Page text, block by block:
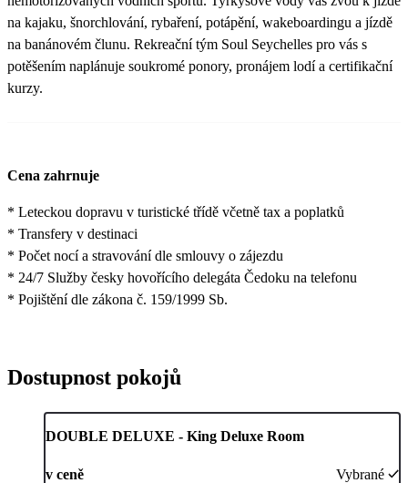
na kajaku, šnorchlování, rybaření, potápění, wakeboardingu a jízdě
na banánovém člunu. Rekreační tým Soul Seychelles pro vás s
potěšením naplánuje soukromé ponory, pronájem lodí a certifikační
kurzy.
Cena zahrnuje
* Leteckou dopravu v turistické třídě včetně tax a poplatků
* Transfery v destinaci
* Počet nocí a stravování dle smlouvy o zájezdu
* 24/7 Služby česky hovořícího delegáta Čedoku na telefonu
* Pojištění dle zákona č. 159/1999 Sb.
Dostupnost pokojů
DOUBLE DELUXE - King Deluxe Room
v ceně Vybrané